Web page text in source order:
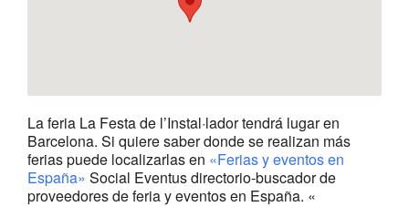
La feria La Festa de l’Instal·lador tendrá lugar en
Barcelona. Si quiere saber donde se realizan más
ferias puede localizarlas en «Ferias y eventos en
España» Social Eventus directorio-buscador de
proveedores de feria y eventos en España. «